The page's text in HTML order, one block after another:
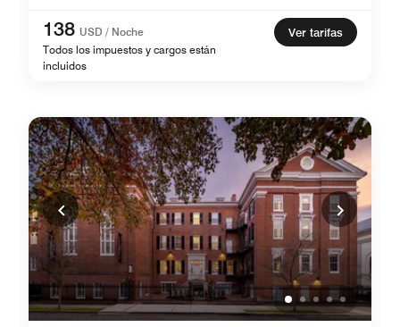
138 USD / Noche
Todos los impuestos y cargos están
incluidos
Ver tarifas